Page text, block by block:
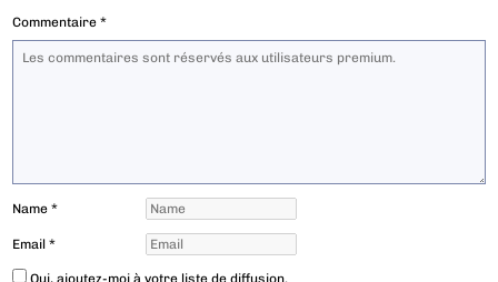
Commentaire*
Name*
Email*
Oui, ajoutez-moi à votre liste de diffusion.